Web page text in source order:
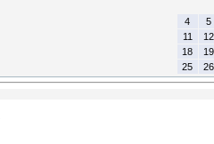
4
5
11
12
18
19
25
26